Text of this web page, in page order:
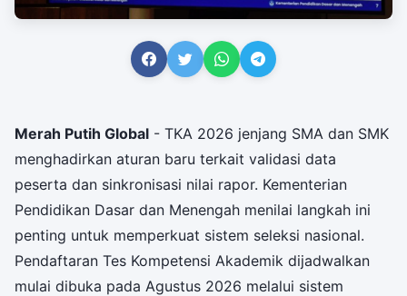
Merah Putih Global - TKA 2026 jenjang SMA dan SMK
menghadirkan aturan baru terkait validasi data
peserta dan sinkronisasi nilai rapor. Kementerian
Pendidikan Dasar dan Menengah menilai langkah ini
penting untuk memperkuat sistem seleksi nasional.
Pendaftaran Tes Kompetensi Akademik dijadwalkan
mulai dibuka pada Agustus 2026 melalui sistem